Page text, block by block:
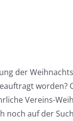
der
worden?
Vereins-
noch auf der